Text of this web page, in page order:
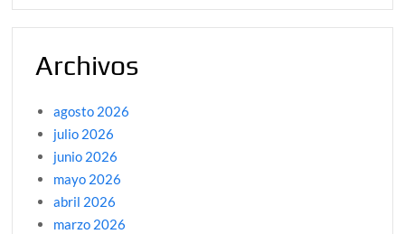
Archivos
agosto 2026
julio 2026
junio 2026
mayo 2026
abril 2026
marzo 2026